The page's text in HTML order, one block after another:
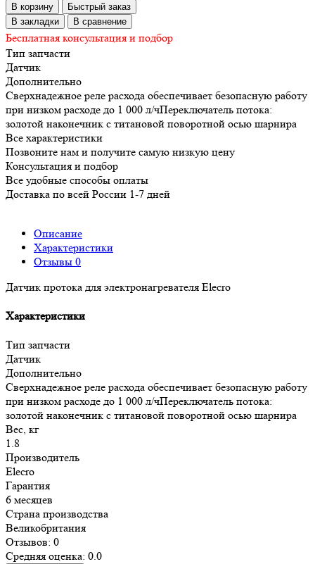
В корзину
Быстрый заказ
В закладки
В сравнение
Бесплатная консультация и подбор
Тип запчасти
Датчик
Дополнительно
Сверхнадежное реле расхода обеспечивает безопасную работу
при низком расходе до 1 000 л/чПереключатель потока:
золотой наконечник с титановой поворотной осью шарнира
Все характеристики
Позвоните нам и получите самую низкую цену
Консультация и подбор
Все удобные способы оплаты
Доставка по всей России 1-7 дней
Описание
Характеристики
Отзывы 0
Датчик протока для электронагревателя Elecro
Характеристики
Тип запчасти
Датчик
Дополнительно
Сверхнадежное реле расхода обеспечивает безопасную работу
при низком расходе до 1 000 л/чПереключатель потока:
золотой наконечник с титановой поворотной осью шарнира
Вес, кг
1.8
Производитель
Elecro
Гарантия
6 месяцев
Страна производства
Великобритания
Отзывов: 0
Средняя оценка: 0.0